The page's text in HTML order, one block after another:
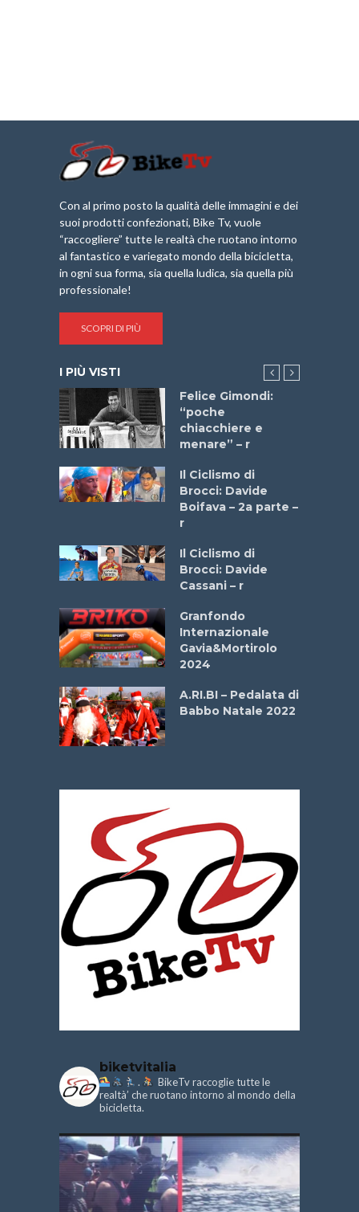
Con al primo posto la qualità delle immagini e dei
suoi prodotti confezionati, Bike Tv, vuole
“raccogliere” tutte le realtà che ruotano intorno
al fantastico e variegato mondo della bicicletta,
in ogni sua forma, sia quella ludica, sia quella più
professionale!
SCOPRI DI PIÙ
I PIÙ VISTI
Felice Gimondi:
“poche
chiacchiere e
menare” – r
Il Ciclismo di
Brocci: Davide
Boifava – 2a parte –
r
Il Ciclismo di
Brocci: Davide
Cassani – r
Granfondo
Internazionale
Gavia&Mortirolo
2024
A.RI.BI – Pedalata di
Babbo Natale 2022
biketvitalia
.
BikeTv raccoglie tutte le
realtà’ che ruotano intorno al mondo della
bicicletta.